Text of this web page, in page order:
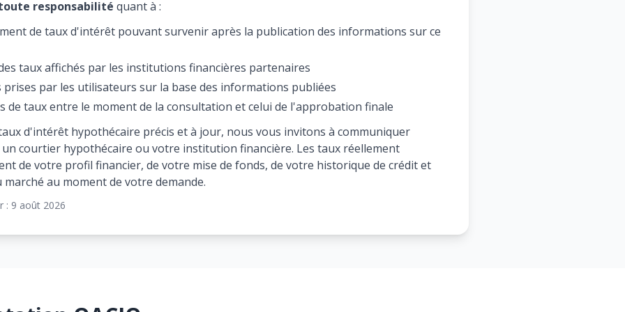
responsabilité quant à :
de taux d'intérêt pouvant survenir après la publication des informations sur ce
taux affichés par les institutions financières partenaires
prises par les utilisateurs sur la base des informations publiées
de taux entre le moment de la consultation et celui de l'approbation finale
d'intérêt hypothécaire précis et à jour, nous vous invitons à communiquer
un courtier hypothécaire ou votre institution financière. Les taux réellement
de votre profil financier, de votre mise de fonds, de votre historique de crédit et
au moment de votre demande.
: 9 août 2026